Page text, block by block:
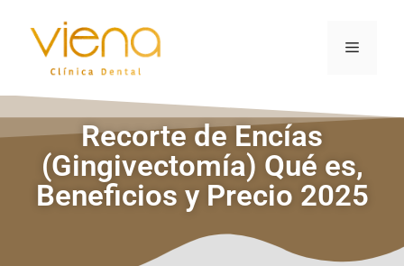
Recorte de Encías
(Gingivectomía) Qué es,
Beneficios y Precio 2025